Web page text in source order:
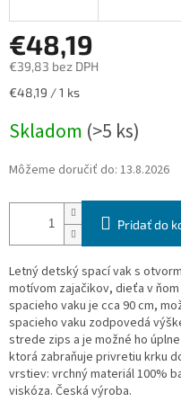
€48,19
€39,83 bez DPH
Jednotková
€48,19 / 1 ks
Skladom (>5 ks)
Môžeme doručiť do: 13.8.2026
Pridať do
Letný detský spací vak s
motívom zajačikov, dieťa v
spacieho vaku je cca 90 cm,
spacieho vaku zodpovedá
strede zips a je možné ho
ktorá zabraňuje privretiu krku
vrstiev: vrchný materiál 100%
viskóza. Česká výroba.